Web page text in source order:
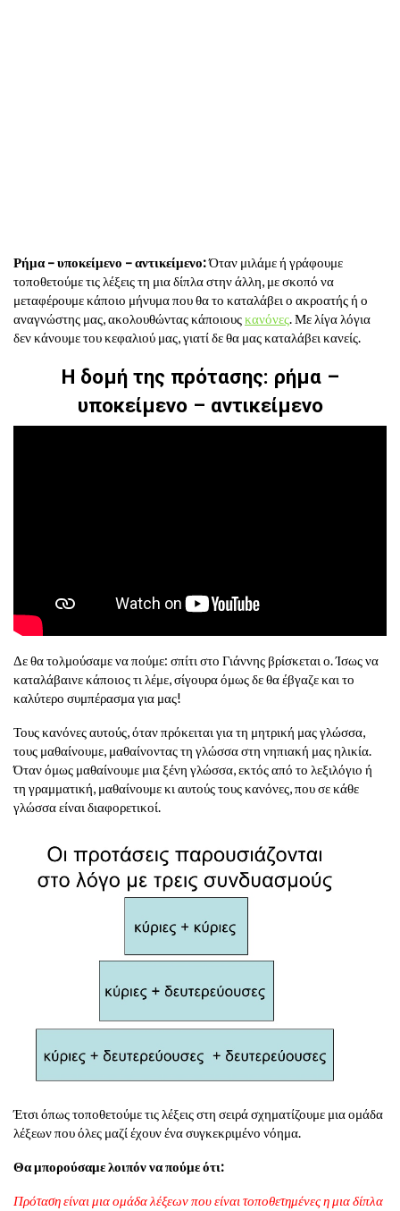
Ρήμα – υποκείμενο – αντικείμενο:Όταν μιλάμε ή γράφουμε
τοποθετούμε τις λέξεις τη μια δίπλα στην άλλη, με σκοπό να
μεταφέρουμε κάποιο μήνυμα που θα το καταλάβει ο ακροατής ή ο
αναγνώστης μας, ακολουθώντας κάποιουςκανόνες. Με λίγα λόγια
δεν κάνουμε του κεφαλιού μας, γιατί δε θα μας καταλάβει κανείς.
Η δομή της πρότασης: ρήμα –
υποκείμενο – αντικείμενο
Δε θα τολμούσαμε να πούμε: σπίτι στο Γιάννης βρίσκεται ο. Ίσως να
καταλάβαινε κάποιος τι λέμε, σίγουρα όμως δε θα έβγαζε και το
καλύτερο συμπέρασμα για μας!
Τους κανόνες αυτούς, όταν πρόκειται για τη μητρική μας γλώσσα,
τους μαθαίνουμε, μαθαίνοντας τη γλώσσα στη νηπιακή μας ηλικία.
Όταν όμως μαθαίνουμε μια ξένη γλώσσα, εκτός από το λεξιλόγιο ή
τη γραμματική, μαθαίνουμε κι αυτούς τους κανόνες, που σε κάθε
γλώσσα είναι διαφορετικοί.
Έτσι όπως τοποθετούμε τις λέξεις στη σειρά σχηματίζουμε μια ομάδα
λέξεων που όλες μαζί έχουν ένα συγκεκριμένο νόημα.
Θα μπορούσαμε λοιπόν να πούμε ότι:
Πρόταση είναι μια ομάδα λέξεων που είναι τοποθετημένες η μια δίπλα